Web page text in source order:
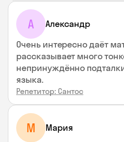
А Александр
Очень интересно даёт
рассказывает много
непринуждённо
языка.
Репетитор: Сантос
М Мария